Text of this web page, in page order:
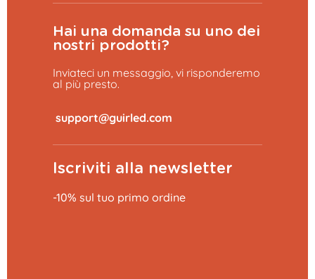
Hai una domanda su uno dei
nostri prodotti?
Inviateci un messaggio, vi risponderemo
al più presto.
Iscriviti alla newsletter
-10% sul tuo primo ordine